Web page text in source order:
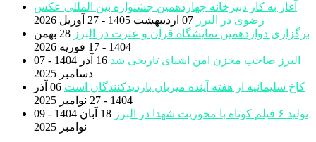
آغاز به کار دبیرخانه چهاردهمین جشنواره بین المللی عکس
رضوی در البرز 07 اردیبهشت 1405 - 27 آوریل 2026
برگزاری دوازدهمین نمایشگاه قرآن و عترت در البرز
28 بهمن
1404 - 17 فوریه 2026
البرز صاحب مخزن امن اشیای تاریخی شد
16 آذر 1404 - 07
دسامبر 2025
کاخ سلیمانیه از هفته آینده میزبان بازدیدکنندگان است
06 آذر
1404 - 27 نوامبر 2025
تولید ۶ فیلم کوتاه با محوریت شهدا در البرز
18 آبان 1404 - 09
نوامبر 2025